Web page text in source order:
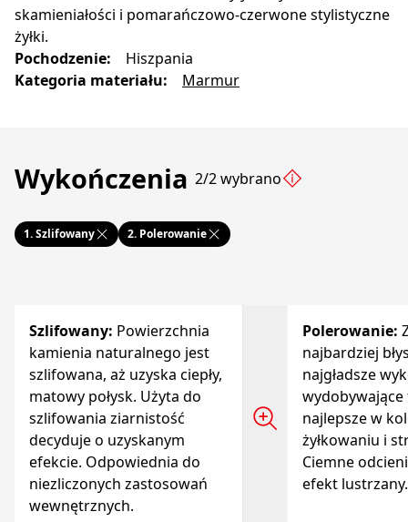
skamieniałości i pomarańczowo-czerwone stylistyczne
żyłki.
Pochodzenie:
Hiszpania
Kategoria materiału: Marmur
Wykończenia 2/2 wybrano
1.Szlifowany 2. Polerowanie
Szlifowany: Powierzchnia
kamienia naturalnego jest
szlifowana, aż uzyska ciepły,
matowy połysk. Użyta do
szlifowania ziarnistość
decyduje o uzyskanym
efekcie. Odpowiednia do
niezliczonych zastosowań
wewnętrznych.
Polerowanie:
najbardziej
najgładsze
wydobywające
najlepsze w
żyłkowaniu i
Ciemne
efekt lustrzany.